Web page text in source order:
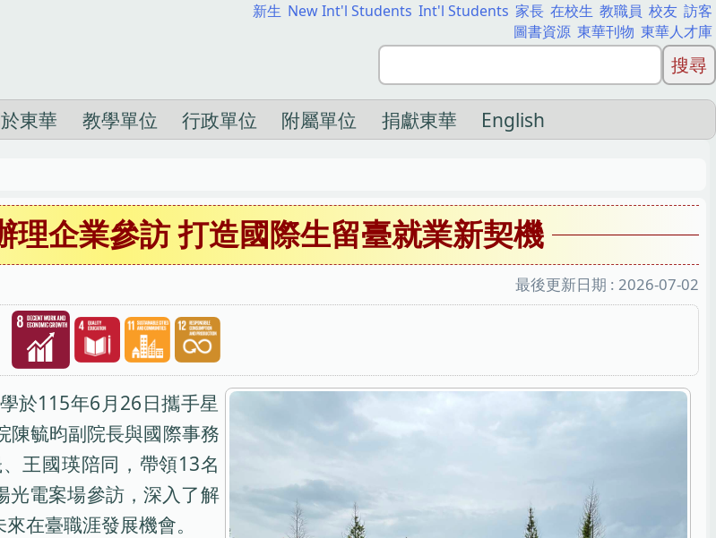
新生 New Int'l Students Int'l Students 家長 在校生 教職員 校友 訪客
圖書資源 東華刊物 東華人才庫
東華 教學單位 行政單位 附屬單位 捐獻東華 English
理企業參訪 打造國際生留臺就業新契機
最後更新日期 : 2026-07-02
於115年6月26日攜手星
陳毓昀副院長與國際事務
王國瑛陪同，帶領13名
光電案場參訪，深入了解
在臺職涯發展機會。